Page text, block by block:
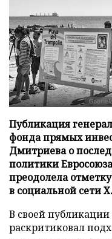
Публикация
фонда прямых
Дмитриева о
политики
преодолела
в социальной сети X.
В своей
раскритиковал